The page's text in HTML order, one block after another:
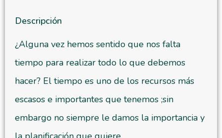
Descripción
¿Alguna vez hemos sentido que nos falta
tiempo para realizar todo lo que debemos
hacer? El tiempo es uno de los recursos más
escasos e importantes que tenemos ;sin
embargo no siempre le damos la importancia y